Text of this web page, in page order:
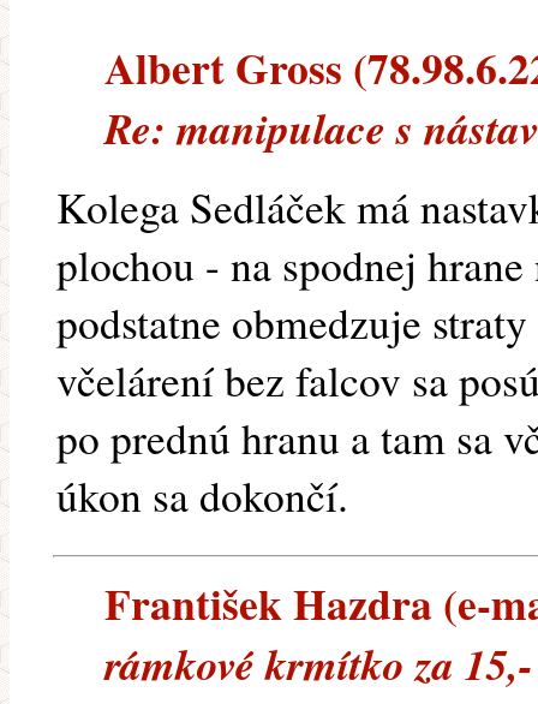
Albert Gross
Re: manipulace s
Kolega Sedláček má
plochou - na spodnej
podstatne obmedzuje
včelárení bez falcov sa
po prednú hranu a tam sa
úkon sa dokončí.
František Hazdra (e-
rámkové krmítko za